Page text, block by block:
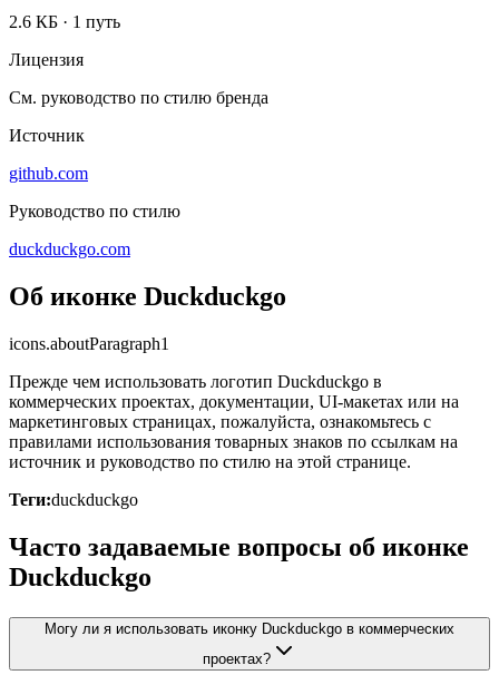
2.6 КБ · 1 путь
Лицензия
См. руководство по стилю бренда
Источник
github.com
Руководство по стилю
duckduckgo.com
Об иконке Duckduckgo
icons.aboutParagraph1
Прежде чем использовать логотип Duckduckgo в
коммерческих проектах, документации, UI-макетах или на
маркетинговых страницах, пожалуйста, ознакомьтесь с
правилами использования товарных знаков по ссылкам на
источник и руководство по стилю на этой странице.
Теги:duckduckgo
Часто задаваемые вопросы об иконке
Duckduckgo
Могу ли я использовать иконку Duckduckgo в коммерческих
проектах?